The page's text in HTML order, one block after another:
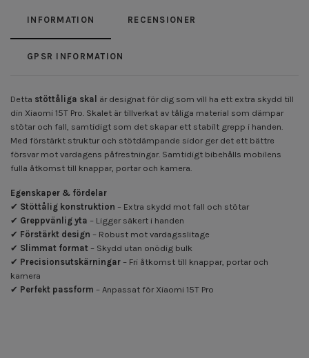
INFORMATION RECENSIONER
GPSR INFORMATION
Detta stöttåliga skal är designat för dig som vill ha ett extra skydd till
din Xiaomi 15T Pro. Skalet är tillverkat av tåliga material som dämpar
stötar och fall, samtidigt som det skapar ett stabilt grepp i handen.
Med förstärkt struktur och stötdämpande sidor ger det ett bättre
försvar mot vardagens påfrestningar. Samtidigt bibehålls mobilens
fulla åtkomst till knappar, portar och kamera.
Egenskaper & fördelar
✔ Stöttålig konstruktion – Extra skydd mot fall och stötar
✔ Greppvänlig yta – Ligger säkert i handen
✔ Förstärkt design – Robust mot vardagsslitage
✔ Slimmat format – Skydd utan onödig bulk
✔ Precisionsutskärningar – Fri åtkomst till knappar, portar och
kamera
✔ Perfekt passform – Anpassat för Xiaomi 15T Pro